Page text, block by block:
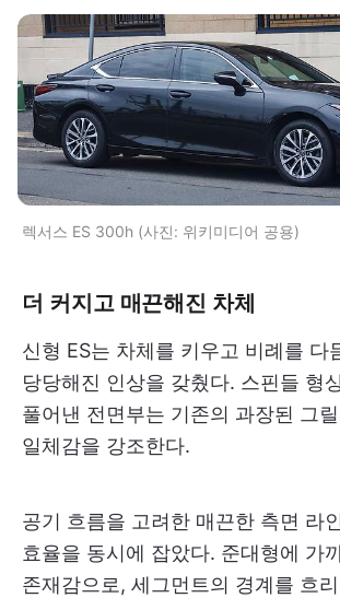
렉서스 ES 300h (사진: 위키미디어 공용)
더 커지고 매끈해진 차체
신형 ES는 차체를 키우고 비례를 다
당당해진 인상을 갖췄다. 스핀들 형
풀어낸 전면부는 기존의 과장된 그
일체감을 강조한다.
공기 흐름을 고려한 매끈한 측면 라
효율을 동시에 잡았다. 준대형에 가
존재감으로, 세그먼트의 경계를 흐